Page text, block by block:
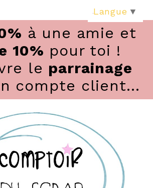
à une amie et
10% pour toi !
le parrainage
compte client...
Langue ▼